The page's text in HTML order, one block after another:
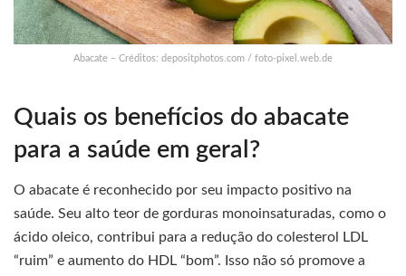
Abacate – Créditos: depositphotos.com / foto-pixel.web.de
Quais os benefícios do abacate
para a saúde em geral?
O abacate é reconhecido por seu impacto positivo na
saúde. Seu alto teor de gorduras monoinsaturadas, como o
ácido oleico, contribui para a redução do colesterol LDL
“ruim” e aumento do HDL “bom”. Isso não só promove a